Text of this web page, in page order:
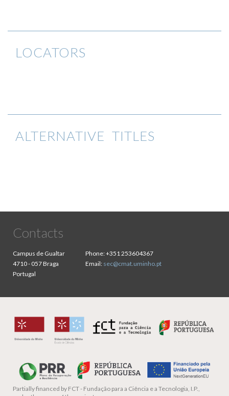
LOCATORS
ALTERNATIVE TITLES
Contacts
Campus de Gualtar
4710 - 057 Braga
Portugal
Phone:+351 253604367
Email: sec@cmat.uminho.pt
Partially financed by FCT - Fundação para a Ciência e a Tecnologia, I.P.,